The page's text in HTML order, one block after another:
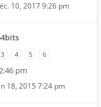
10, 2017 9:26 pm
3 4 5 6
pm
18, 2015 7:24 pm